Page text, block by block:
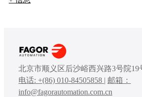
北京市顺义区后沙峪西兴路3号院19
电话: +(86) 010-84505858 | 邮箱：
info@fagorautomation.com.cn